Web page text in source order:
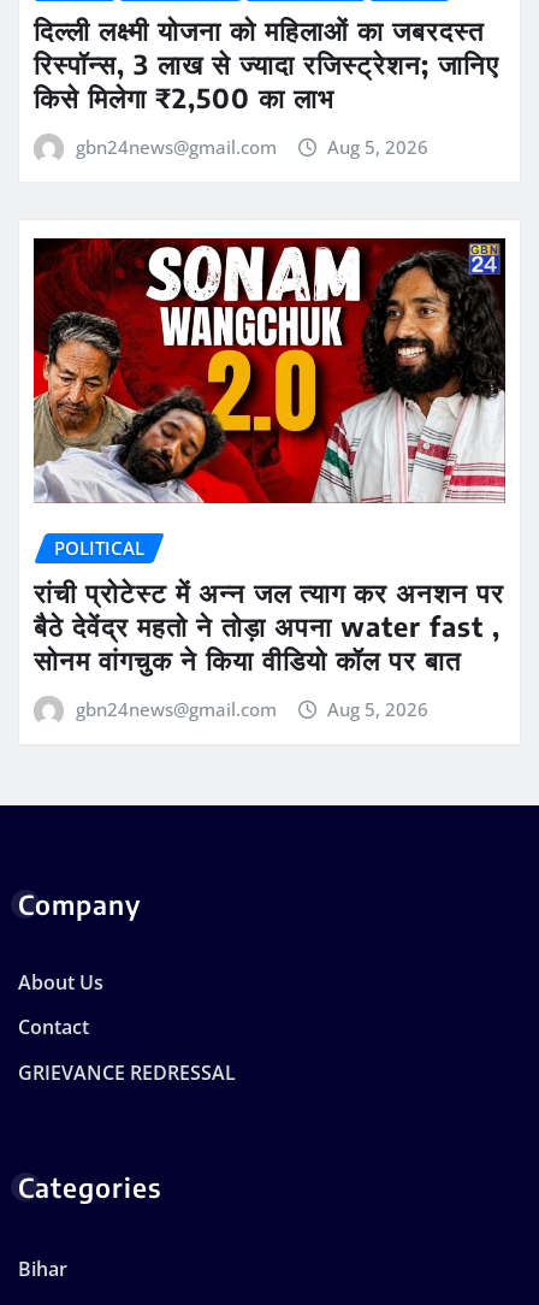
दिल्ली लक्ष्मी योजना को महिलाओं का जबरदस्त
रिस्पॉन्स, 3 लाख से ज्यादा रजिस्ट्रेशन; जानिए
किसे मिलेगा ₹2,500 का लाभ
gbn24news@gmail.com Aug 5, 2026
POLITICAL
रांची प्रोटेस्ट में अन्न जल त्याग कर अनशन पर
बैठे देवेंद्र महतो ने तोड़ा अपना water fast ,
सोनम वांगचुक ने किया वीडियो कॉल पर बात
gbn24news@gmail.com Aug 5, 2026
Company
About Us
Contact
GRIEVANCE REDRESSAL
Categories
Bihar